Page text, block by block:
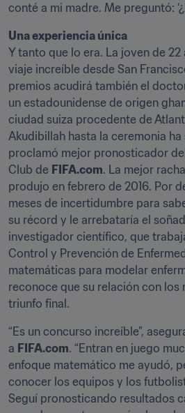
conté a mi madre. Me preguntó:
Una experiencia única
Y tanto que lo era. La joven de
viaje increíble desde San
premios acudirá también el
un estadounidense de origen
ciudad suiza procedente de
Akudibillah hasta la ceremonia
proclamó mejor pronosticador
Club de FIFA.com. La mejor
produjo en febrero de 2016. Por
meses de incertidumbre para
su récord y le arrebataría el
investigador científico, que
Control y Prevención de
matemáticas para modelar
reconoce que su relación con los
triunfo final.
“Es un concurso increíble”,
a FIFA.com. “Entran en juego
enfoque matemático me ayudó,
conocer los equipos y los
Seguí pronosticando resultados